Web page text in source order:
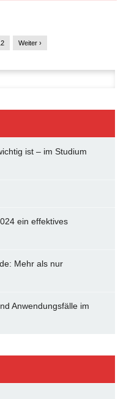
Weiter ›
ist – im Studium
ein effektives
Mehr als nur
Anwendungsfälle im